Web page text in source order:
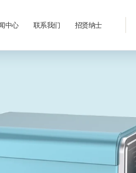
中心 联系我们 招贤纳士